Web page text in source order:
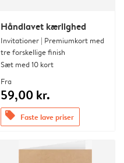
Håndlavet kærlighed
Invitationer | Premiumkort med
tre forskellige finish
Sæt med 10 kort
Fra
59,00 kr.
offers Faste lave priser